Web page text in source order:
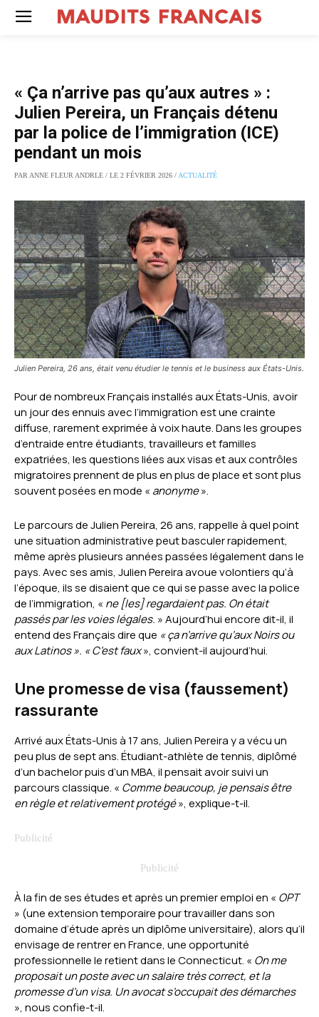
« Ça n’arrive pas qu’aux autres » :
Julien Pereira, un Français détenu
par la police de l’immigration (ICE)
pendant un mois
PAR ANNE FLEUR ANDRLE / LE 2 FÉVRIER 2026 /ACTUALITÉ
Julien Pereira, 26 ans, était venu étudier le tennis et le business aux États-Unis.
Pour de nombreux Français installés aux États-Unis, avoir
un jour des ennuis avec l’immigration est une crainte
diffuse, rarement exprimée à voix haute. Dans les groupes
d’entraide entre étudiants, travailleurs et familles
expatriées, les questions liées aux visas et aux contrôles
migratoires prennent de plus en plus de place et sont plus
souvent posées en mode « anonyme».
Le parcours de Julien Pereira, 26 ans, rappelle à quel point
une situation administrative peut basculer rapidement,
même après plusieurs années passées légalement dans le
pays. Avec ses amis, Julien Pereira avoue volontiers qu’à
l’époque, ils se disaient que ce qui se passe avec la police
de l’immigration, « ne [les] regardaient pas. On était
passés par les voies légales. » Aujourd’hui encore dit-il, il
entend des Français dire que « ça n’arrive qu’aux Noirs ou
aux Latinos ». « C’est faux», convient-il aujourd’hui.
Une promesse de visa (faussement)
rassurante
Arrivé aux États-Unis à 17 ans, Julien Pereira y a vécu un
peu plus de sept ans. Étudiant-athlète de tennis, diplômé
d’un bachelor puis d’un MBA, il pensait avoir suivi un
parcours classique. « Comme beaucoup, je pensais être
en règle et relativement protégé», explique-t-il.
À la fin de ses études et après un premier emploi en « OPT
» (une extension temporaire pour travailler dans son
domaine d’étude après un diplôme universitaire), alors qu’il
envisage de rentrer en France, une opportunité
professionnelle le retient dans le Connecticut. « On me
proposait un poste avec un salaire très correct, et la
promesse d’un visa. Un avocat s’occupait des démarches
», nous confie-t-il.